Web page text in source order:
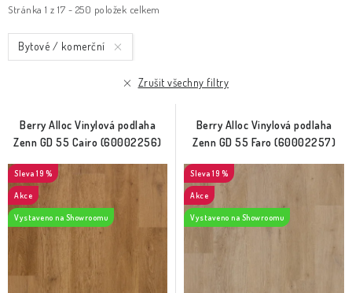
i
s
p
u
k
t
ů
Stránka 1 z 17 - 250 položek celkem
e
n
í
d
u
k
t
ů
Bytové / komerční
Zrušit všechny filtry
Berry Alloc Vinylová podlaha
Zenn GD 55 Cairo (60002256)
19 %
Akce
Vystaveno na Showroomu
Berry Alloc Vinylová podlaha
Zenn GD 55 Faro (60002257)
19 %
Akce
Vystaveno na Showroomu